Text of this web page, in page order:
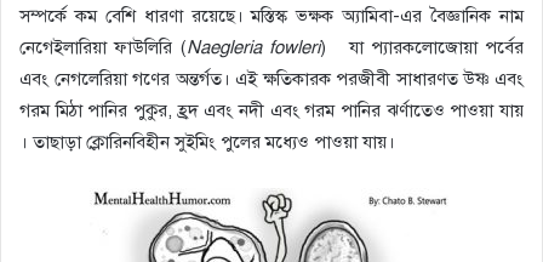
সম্পর্কে কম বেশি ধারণা রয়েছে। মস্তিস্ক ভক্ষক অ্যামিবা-এর বৈজ্ঞানিক নাম
নেগেইলারিয়া ফাউলিরি (Naegleria fowleri) যা প্যারকলোজোয়া পর্বের
এবং নেগলেরিয়া গণের অন্তর্গত। এই ক্ষতিকারক পরজীবী সাধারণত উষ্ণ এবং
গরম মিঠা পানির পুকুর, হ্রদ এবং নদী এবং গরম পানির ঝর্ণাতেও পাওয়া যায়
। তাছাড়া ক্লোরিনবিহীন সুইমিং পুলের মধ্যেও পাওয়া যায় ।